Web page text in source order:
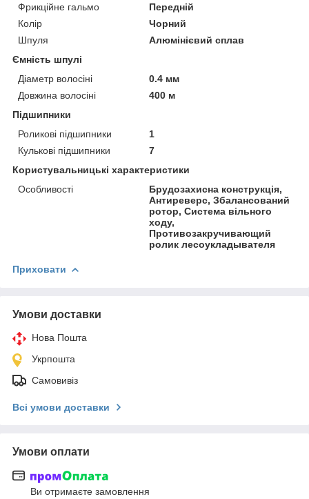
Фрикційне гальмо
Передній
Колір
Чорний
Шпуля
Алюмінієвий сплав
Ємність шпулі
Діаметр волосіні
0.4 мм
Довжина волосіні
400 м
Підшипники
Роликові підшипники
1
Кулькові підшипники
7
Користувальницькі характеристики
Особливості
Брудозахисна конструкція,
Антиреверс, Збалансований
ротор, Система вільного
ходу,
Противозакручивающий
ролик лесоукладывателя
Приховати
Умови доставки
Нова Пошта
Укрпошта
Самовивіз
Всі умови доставки
Умови оплати
Ви отримаєте замовлення